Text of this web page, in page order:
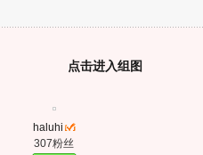
点击进入组图
haluhi
307粉丝